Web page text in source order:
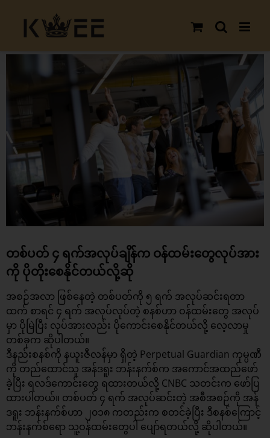
content
တစ်ပတ် ၄ ရက်အလုပ်ချိန်က ဝန်ထမ်းတွေလုပ်အား
ကို ပိုတိုးစေနိုင်တယ်လို့ဆို
အစဉ်အလာ ဖြစ်နေတဲ့ တစ်ပတ်ကို ၅ ရက် အလုပ်ဆင်းရတာ
ထက် စာရင် ၄ ရက် အလုပ်လုပ်တဲ့ စနစ်ဟာ ဝန်ထမ်းတွေ အလုပ်
မှာ ပိုမြဲပြီး လုပ်အားလည်း ပိုကောင်းစေနိုင်တယ်လို့ လေ့လာမှု
တစ်ခုက ဆိုပါတယ်။
ဒီနည်းစနစ်ကို နယူးဇီလန်မှာ ရှိတဲ့ Perpetual Guardian ကုမ္ပဏီ
ကို တည်ထောင်သူ အန်ဒရူး ဘန်းနက်စ်က အကောင်အထည်ဖော်
ခဲ့ပြီး ရလဒ်ကောင်းတွေ ရထားတယ်လို့ CNBC သတင်းက ဖော်ပြ
ထားပါတယ်။ တစ်ပတ် ၄ ရက် အလုပ်ဆင်းတဲ့ အစီအစဉ်ကို အန်
ဒရူး ဘန်းနက်စ်ဟာ ၂၀၁၈ ကတည်းက စတင်ခဲ့ပြီး ဒီစနစ်ကြောင့်
ဘန်းနက်စ်ရော သူ့ဝန်ထမ်းတွေပါ ပျော်ရတယ်လို့ ဆိုပါတယ်။